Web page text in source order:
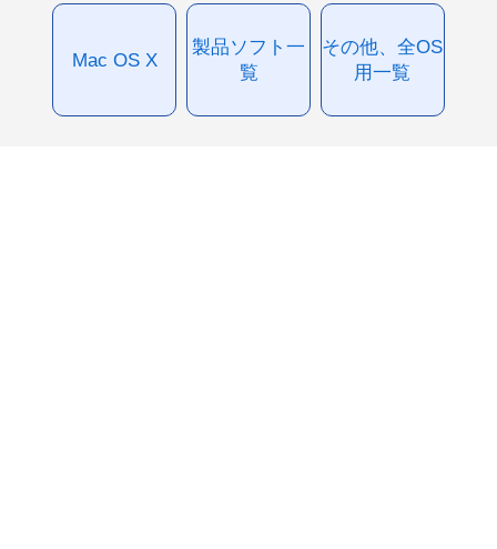
Mac OS X
製品ソフト一
覧
その他、全OS
用一覧